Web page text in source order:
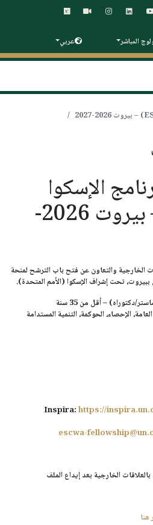
المباشر عربي
الإسكوا
(ESCWA) – بيروت 2026-
الخارجية والتعاون عن فتح باب الترشح لمنحة
تحت إشراف الإسكوا (الأمم المتحدة).
دكتوراه) – أقل من 35 سنة
الإحصاء، الحوكمة، التنمية المستدامة
https://
escwa-
الخارجية بعد إيداع الملف
هنا